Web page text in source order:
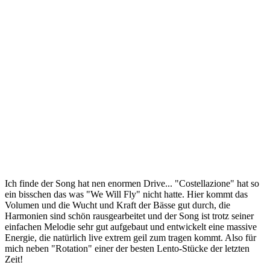
Ich finde der Song hat nen enormen Drive... "Costellazione" hat so
ein bisschen das was "We Will Fly" nicht hatte. Hier kommt das
Volumen und die Wucht und Kraft der Bässe gut durch, die
Harmonien sind schön rausgearbeitet und der Song ist trotz seiner
einfachen Melodie sehr gut aufgebaut und entwickelt eine massive
Energie, die natürlich live extrem geil zum tragen kommt. Also für
mich neben "Rotation" einer der besten Lento-Stücke der letzten
Zeit!